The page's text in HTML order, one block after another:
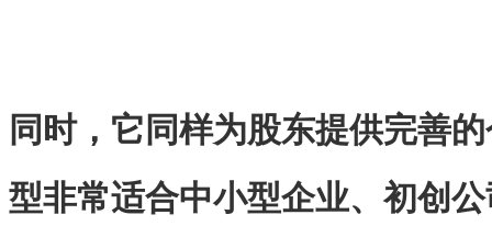
同时，它同样为股东提供完善
型非常适合中小型企业、初创